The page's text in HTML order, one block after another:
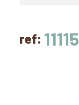
ref: 11115